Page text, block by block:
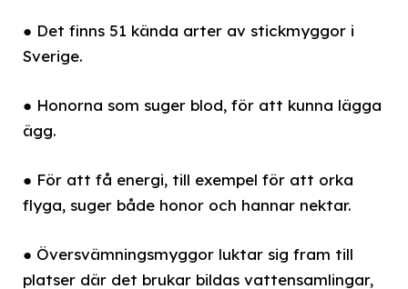
● Det finns 51 kända arter av stickmyggor i
Sverige.
● Honorna som suger blod, för att kunna lägga
ägg.
● För att få energi, till exempel för att orka
flyga, suger både honor och hannar nektar.
● Översvämningsmyggor luktar sig fram till
platser där det brukar bildas vattensamlingar,